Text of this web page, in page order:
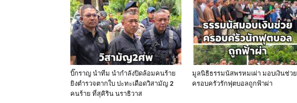
บิ๊กราญ นำทีม นำกำลังปิดล้อมคนร้าย
ยิงตำรวจตากใบ ปะทะเดือดวิสามัญ 2
คนร้าย ที่สุคิริน นราธิวาส
มูลนิธิธรรมนัสพรหมเผ่า มอบเงินช่วย
ครอบครัวรักฟุตบอลถูกฟ้าผ่า